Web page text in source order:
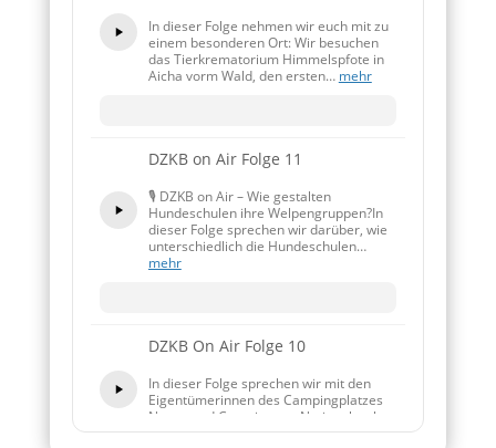
In dieser Folge nehmen wir euch mit zu
einem besonderen Ort: Wir besuchen
das Tierkrematorium Himmelspfote in
Aicha vorm Wald, den ersten… mehr
DZKB on Air Folge 11
🎙️ DZKB on Air – Wie gestalten
Hundeschulen ihre Welpengruppen?In
dieser Folge sprechen wir darüber, wie
unterschiedlich die Hundeschulen…
mehr
DZKB On Air Folge 10
In dieser Folge sprechen wir mit den
Eigentümerinnen des Campingplatzes
Natur- und Camping am Nationalpark.
Sie geben uns spannende…mehr